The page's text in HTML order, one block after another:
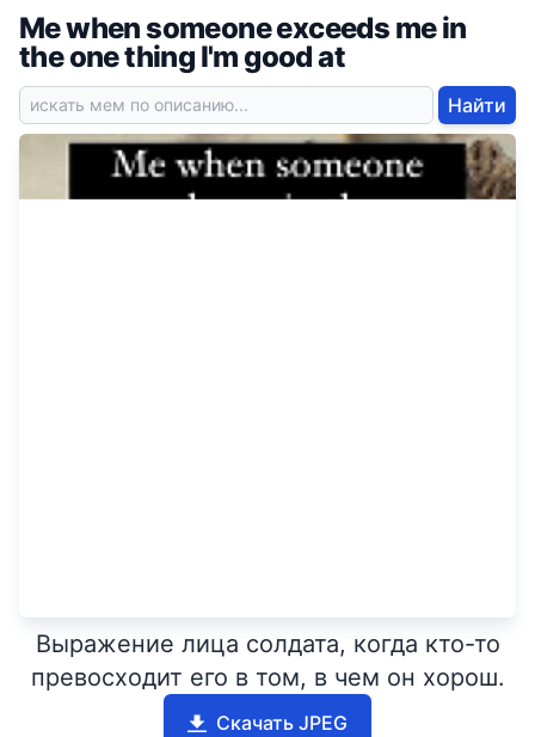
Me when someone exceeds me in
the one thing I'm good at
Найти
Выражение лица солдата, когда кто-то
превосходит его в том, в чем он хорош.
Скачать JPEG